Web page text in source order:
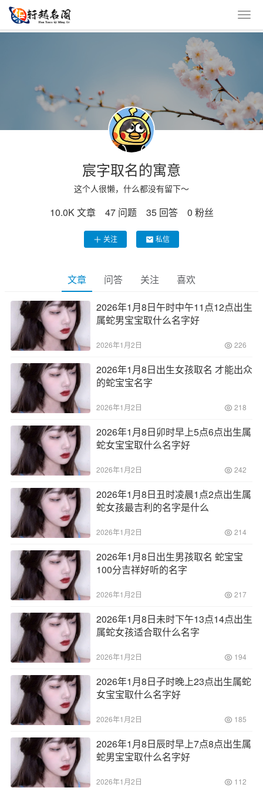
宸字取名的寓意
这个人很懒，什么都没有留下～
10.0K文章 47 问题 35 回答 0 粉丝
关注 私信
文章 问答 关注 喜欢
2026年1月8日午时中午11点12点出生
属蛇男宝宝取什么名字好
2026年1月2日 226
2026年1月8日出生女孩取名 才能出众
的蛇宝宝名字
2026年1月2日 218
2026年1月8日卯时早上5点6点出生属
蛇女宝宝取什么名字好
2026年1月2日 242
2026年1月8日丑时凌晨1点2点出生属
蛇女孩最吉利的名字是什么
2026年1月2日 214
2026年1月8日出生男孩取名 蛇宝宝
100分吉祥好听的名字
2026年1月2日 217
2026年1月8日未时下午13点14点出生
属蛇女孩适合取什么名字
2026年1月2日 194
2026年1月8日子时晚上23点出生属蛇
女宝宝取什么名字好
2026年1月2日 185
2026年1月8日辰时早上7点8点出生属
蛇男宝宝取什么名字好
2026年1月2日 112